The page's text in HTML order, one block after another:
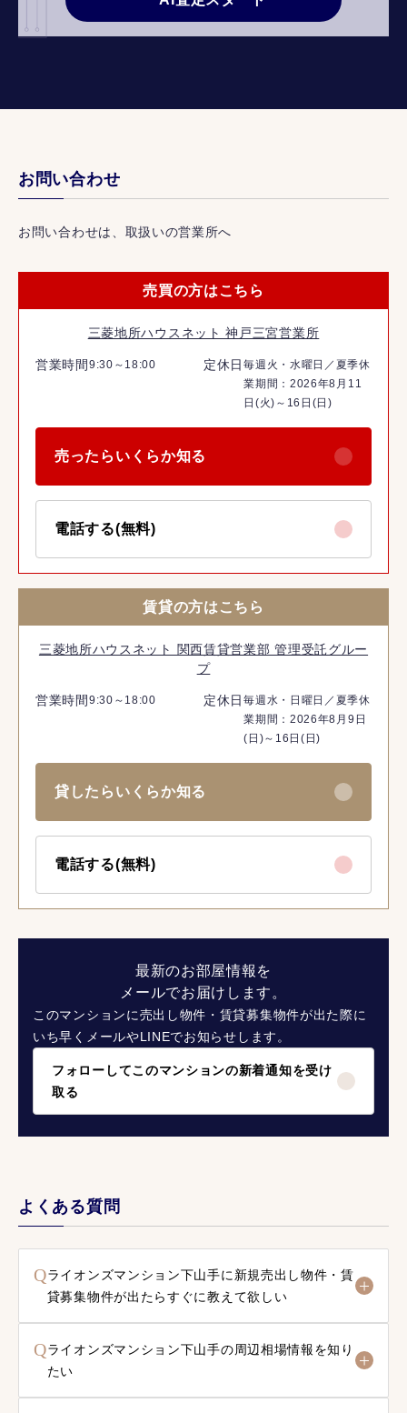
お問い合わせ
お問い合わせは、取扱いの営業所へ
売買の方はこちら
三菱地所ハウスネット 神戸三宮営業所
営業時間 9:30～18:00 定休日毎週火・水曜日／夏季休
業期間：2026年8月11
日(火)～16日(日)
売ったらいくらか知る
電話する(無料)
賃貸の方はこちら
三菱地所ハウスネット 関西賃貸営業部 管理受託グルー
プ
営業時間 9:30～18:00 定休日毎週水・日曜日／夏季休
業期間：2026年8月9日
(日)～16日(日)
貸したらいくらか知る
電話する(無料)
最新のお部屋情報を
メールでお届けします。
このマンションに売出し物件・賃貸募集物件が出た際に
いち早くメールやLINEでお知らせします。
フォローしてこのマンションの新着通知を受け
取る
よくある質問
Qライオンズマンション下山手に新規売出し物件・賃
貸募集物件が出たらすぐに教えて欲しい
Qライオンズマンション下山手の周辺相場情報を知り
たい